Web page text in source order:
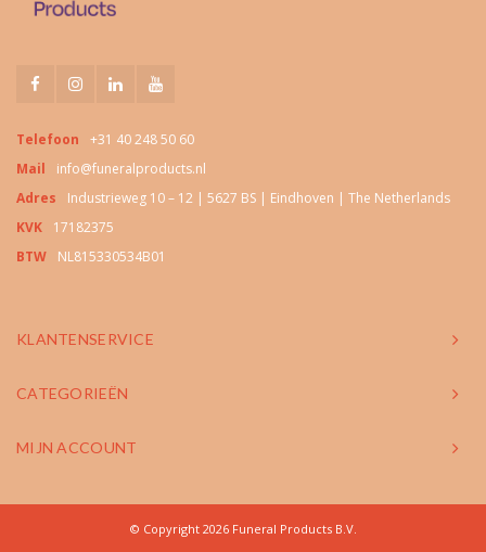
Telefoon
+31 40 248 50 60
Mail
info@funeralproducts.nl
Adres
Industrieweg 10 – 12 | 5627 BS | Eindhoven | The Netherlands
KVK
17182375
BTW
NL815330534B01
KLANTENSERVICE
CATEGORIEËN
MIJN ACCOUNT
© Copyright 2026 Funeral Products B.V.